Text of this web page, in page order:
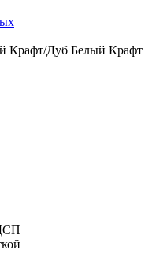
Крафт/Дуб Белый Крафт